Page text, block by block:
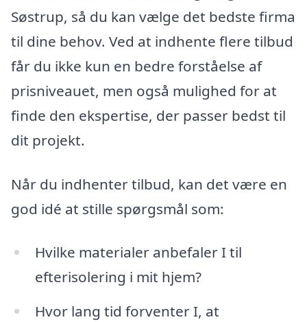
Søstrup, så du kan vælge det bedste firma
til dine behov. Ved at indhente flere tilbud
får du ikke kun en bedre forståelse af
prisniveauet, men også mulighed for at
finde den ekspertise, der passer bedst til
dit projekt.
Når du indhenter tilbud, kan det være en
god idé at stille spørgsmål som:
Hvilke materialer anbefaler I til
efterisolering i mit hjem?
Hvor lang tid forventer I, at